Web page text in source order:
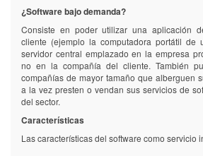
¿Software bajo demanda?
Consiste en poder utilizar una aplicación
cliente (ejemplo la computadora portátil de
servidor central emplazado en la empresa
no en la compañía del cliente. También
compañías de mayor tamaño que alberguen
a la vez presten o vendan sus servicios de
del sector.
Características
Las características del software como servicio
Pago
por
adelantado,
en
base
del
número
de
clientes
en
Pago
por
adelantado,
en
base
del
número
de
clientes
en